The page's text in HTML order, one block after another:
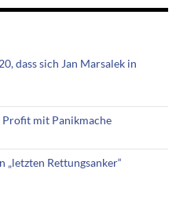
dass sich Jan Marsalek in
Profit mit Panikmache
Rettungsanker“